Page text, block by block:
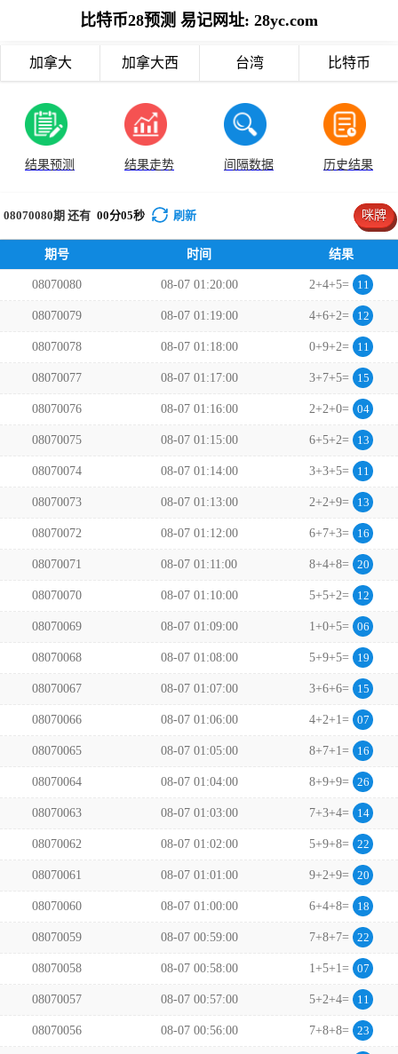
比特币28预测 易记网址: 28yc.com
加拿大 加拿大西 台湾 比特币
结果预测 结果走势 间隔数据 历史结果
08070080期 还有 00分05秒 刷新 咪牌
期号 时间 结果
08070080 08-07 01:20:00 2+4+5= 11
08070079 08-07 01:19:00 4+6+2= 12
08070078 08-07 01:18:00 0+9+2= 11
08070077 08-07 01:17:00 3+7+5= 15
08070076 08-07 01:16:00 2+2+0= 04
08070075 08-07 01:15:00 6+5+2= 13
08070074 08-07 01:14:00 3+3+5= 11
08070073 08-07 01:13:00 2+2+9= 13
08070072 08-07 01:12:00 6+7+3= 16
08070071 08-07 01:11:00 8+4+8= 20
08070070 08-07 01:10:00 5+5+2= 12
08070069 08-07 01:09:00 1+0+5= 06
08070068 08-07 01:08:00 5+9+5= 19
08070067 08-07 01:07:00 3+6+6= 15
08070066 08-07 01:06:00 4+2+1= 07
08070065 08-07 01:05:00 8+7+1= 16
08070064 08-07 01:04:00 8+9+9= 26
08070063 08-07 01:03:00 7+3+4= 14
08070062 08-07 01:02:00 5+9+8= 22
08070061 08-07 01:01:00 9+2+9= 20
08070060 08-07 01:00:00 6+4+8= 18
08070059 08-07 00:59:00 7+8+7= 22
08070058 08-07 00:58:00 1+5+1= 07
08070057 08-07 00:57:00 5+2+4= 11
08070056 08-07 00:56:00 7+8+8= 23